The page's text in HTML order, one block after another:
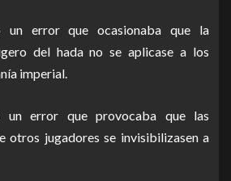
un error que ocasionaba que la
del hada no se aplicase a los
imperial.
un error que provocaba que las
otros jugadores se invisibilizasen a